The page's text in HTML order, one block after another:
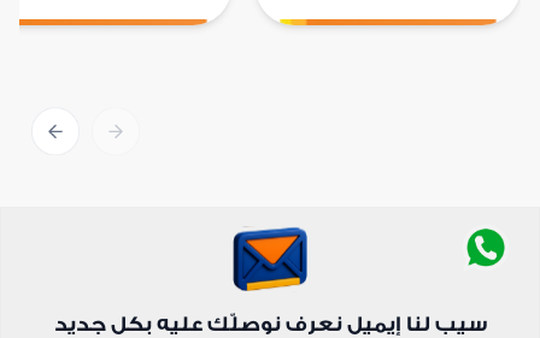
سيب لنا إيميل نعرف نوصلّك عليه بكل جديد